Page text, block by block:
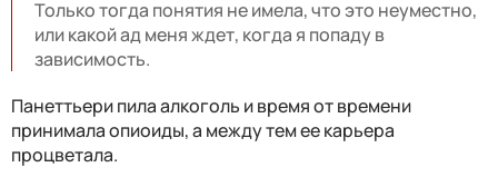
Только тогда понятия не имела, что это неуместно,
или какой ад меня ждет, когда я попаду в
зависимость.
Панеттьери пила алкоголь и время от времени
принимала опиоиды, а между тем ее карьера
процветала.